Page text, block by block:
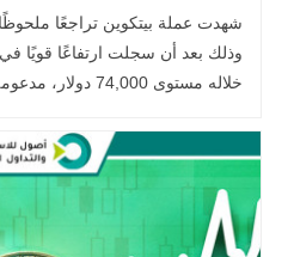
شهدت عملة بيتكوين تراجعًا
وذلك بعد أن سجلت ارتفاعًا قويًا
خلاله مستوى 74,000